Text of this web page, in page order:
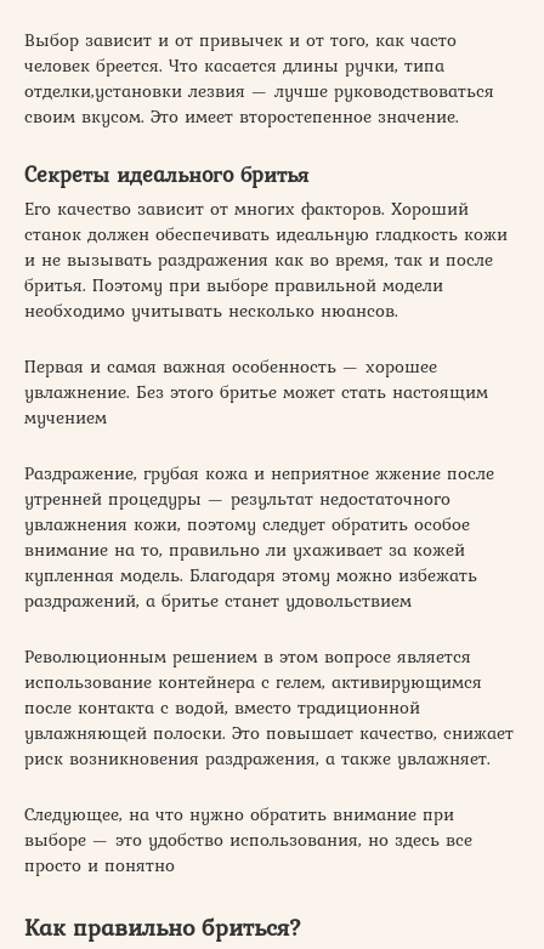
Выбор зависит и от привычек и от того, как часто
человек бреется. Что касается длины ручки, типа
отделки,установки лезвия — лучше руководствоваться
своим вкусом. Это имеет второстепенное значение.
Секреты идеального бритья
Его качество зависит от многих факторов. Хороший
станок должен обеспечивать идеальную гладкость кожи
и не вызывать раздражения как во время, так и после
бритья. Поэтому при выборе правильной модели
необходимо учитывать несколько нюансов.
Первая и самая важная особенность — хорошее
увлажнение. Без этого бритье может стать настоящим
мучением
Раздражение, грубая кожа и неприятное жжение после
утренней процедуры — результат недостаточного
увлажнения кожи, поэтому следует обратить особое
внимание на то, правильно ли ухаживает за кожей
купленная модель. Благодаря этому можно избежать
раздражений, а бритье станет удовольствием
Революционным решением в этом вопросе является
использование контейнера с гелем, активирующимся
после контакта с водой, вместо традиционной
увлажняющей полоски. Это повышает качество, снижает
риск возникновения раздражения, а также увлажняет.
Следующее, на что нужно обратить внимание при
выборе — это удобство использования, но здесь все
просто и понятно
Как правильно бриться?